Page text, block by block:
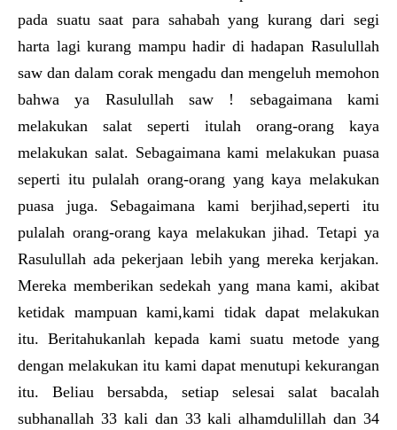
pada suatu saat para sahabah yang kurang dari segi
harta lagi kurang mampu hadir di hadapan Rasulullah
saw dan dalam corak mengadu dan mengeluh memohon
bahwa ya Rasulullah saw ! sebagaimana kami
melakukan salat seperti itulah orang-orang kaya
melakukan salat. Sebagaimana kami melakukan puasa
seperti itu pulalah orang-orang yang kaya melakukan
puasa juga. Sebagaimana kami berjihad,seperti itu
pulalah orang-orang kaya melakukan jihad. Tetapi ya
Rasulullah ada pekerjaan lebih yang mereka kerjakan.
Mereka memberikan sedekah yang mana kami, akibat
ketidak mampuan kami,kami tidak dapat melakukan
itu. Beritahukanlah kepada kami suatu metode yang
dengan melakukan itu kami dapat menutupi kekurangan
itu. Beliau bersabda, setiap selesai salat bacalah
subhanallah 33 kali dan 33 kali alhamdulillah dan 34